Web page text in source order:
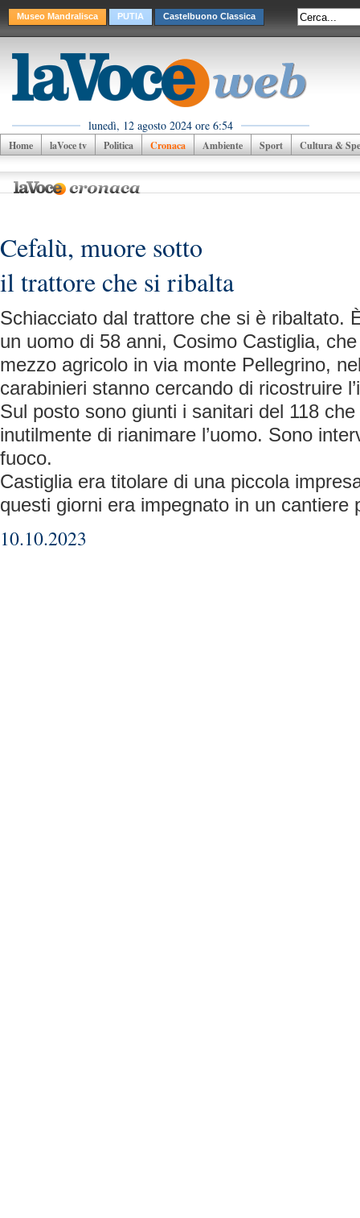
Museo Mandralisca PUTIA Castelbuono Classica
lunedì, 12 agosto 2024 ore 6:54
Home laVoce tv Politica Cronaca Ambiente Sport Cultura &
Cefalù, muore sotto
il trattore che si ribalta
Schiacciato dal trattore che si è ribaltato.
un uomo di 58 anni, Cosimo Castiglia,
mezzo agricolo in via monte Pellegrino,
carabinieri stanno cercando di ricostruire
Sul posto sono giunti i sanitari del 118
inutilmente di rianimare l’uomo. Sono
fuoco.
Castiglia era titolare di una piccola
questi giorni era impegnato in un cantiere
10.10.2023